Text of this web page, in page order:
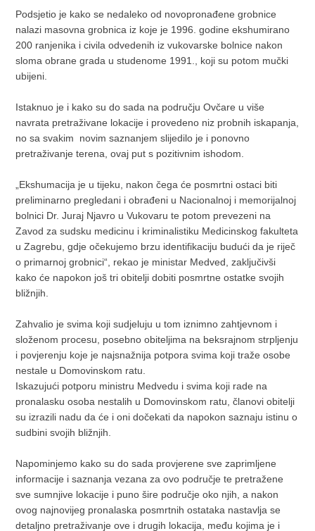
Podsjetio je kako se nedaleko od novopronađene grobnice
nalazi masovna grobnica iz koje je 1996. godine ekshumirano
200 ranjenika i civila odvedenih iz vukovarske bolnice nakon
sloma obrane grada u studenome 1991., koji su potom mučki
ubijeni.
Istaknuo je i kako su do sada na području Ovčare u više
navrata pretraživane lokacije i provedeno niz probnih iskapanja,
no sa svakim novim saznanjem slijedilo je i ponovno
pretraživanje terena, ovaj put s pozitivnim ishodom.
„Ekshumacija je u tijeku, nakon čega će posmrtni ostaci biti
preliminarno pregledani i obrađeni u Nacionalnoj i memorijalnoj
bolnici Dr. Juraj Njavro u Vukovaru te potom prevezeni na
Zavod za sudsku medicinu i kriminalistiku Medicinskog fakulteta
u Zagrebu, gdje očekujemo brzu identifikaciju budući da je riječ
o primarnoj grobnici“, rekao je ministar Medved, zaključivši
kako će napokon još tri obitelji dobiti posmrtne ostatke svojih
bližnjih.
Zahvalio je svima koji sudjeluju u tom iznimno zahtjevnom i
složenom procesu, posebno obiteljima na beksrajnom strpljenju
i povjerenju koje je najsnažnija potpora svima koji traže osobe
nestale u Domovinskom ratu.
Iskazujući potporu ministru Medvedu i svima koji rade na
pronalasku osoba nestalih u Domovinskom ratu, članovi obitelji
su izrazili nadu da će i oni dočekati da napokon saznaju istinu o
sudbini svojih bližnjih.
Napominjemo kako su do sada provjerene sve zaprimljene
informacije i saznanja vezana za ovo područje te pretražene
sve sumnjive lokacije i puno šire područje oko njih, a nakon
ovog najnovijeg pronalaska posmrtnih ostataka nastavlja se
detaljno pretraživanje ove i drugih lokacija, među kojima je i